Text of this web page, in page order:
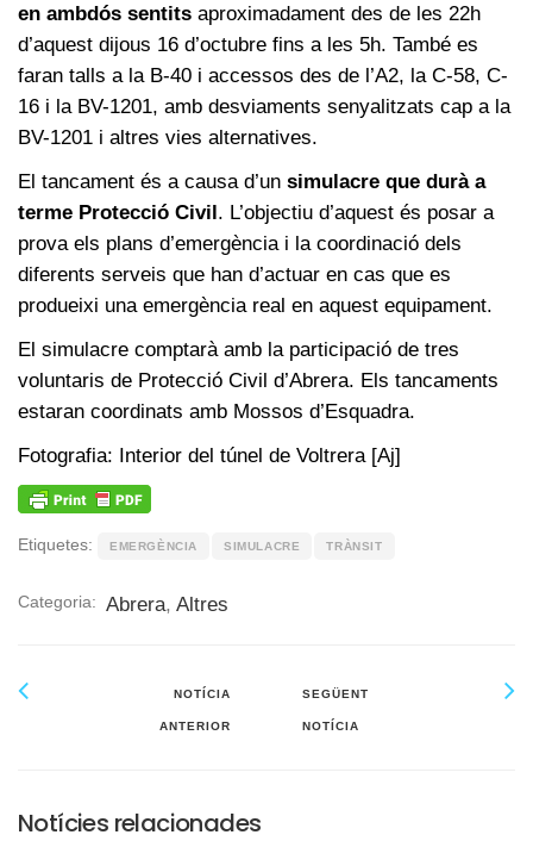
en ambdós sentits aproximadament des de les 22h
d’aquest dijous 16 d’octubre fins a les 5h. També es
faran talls a la B-40 i accessos des de l’A2, la C-58, C-
16 i la BV-1201, amb desviaments senyalitzats cap a la
BV-1201 i altres vies alternatives.
El tancament és a causa d’un simulacre que durà a
terme Protecció Civil. L’objectiu d’aquest és posar a
prova els plans d’emergència i la coordinació dels
diferents serveis que han d’actuar en cas que es
produeixi una emergència real en aquest equipament.
El simulacre comptarà amb la participació de tres
voluntaris de Protecció Civil d’Abrera. Els tancaments
estaran coordinats amb Mossos d’Esquadra.
Fotografia: Interior del túnel de Voltrera [Aj]
Etiquetes: EMERGÈNCIA SIMULACRE TRÀNSIT
Categoria: Abrera, Altres
NOTÍCIA
ANTERIOR
SEGÜENT
NOTÍCIA
Notícies relacionades